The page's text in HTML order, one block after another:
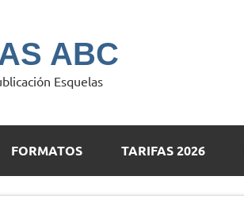
ABC
Esquelas
FORMATOS TARIFAS 2026